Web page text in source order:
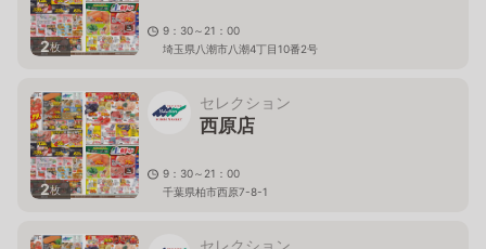
2枚
9：30～21：00
埼玉県八潮市八潮4丁目10番2号
2枚
セレクション
西原店
9：30～21：00
千葉県柏市西原7-8-1